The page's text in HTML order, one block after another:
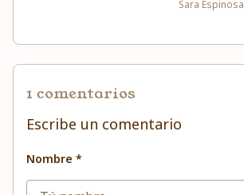
Sara Espinosa
1 comentarios
Escribe un comentario
Nombre *